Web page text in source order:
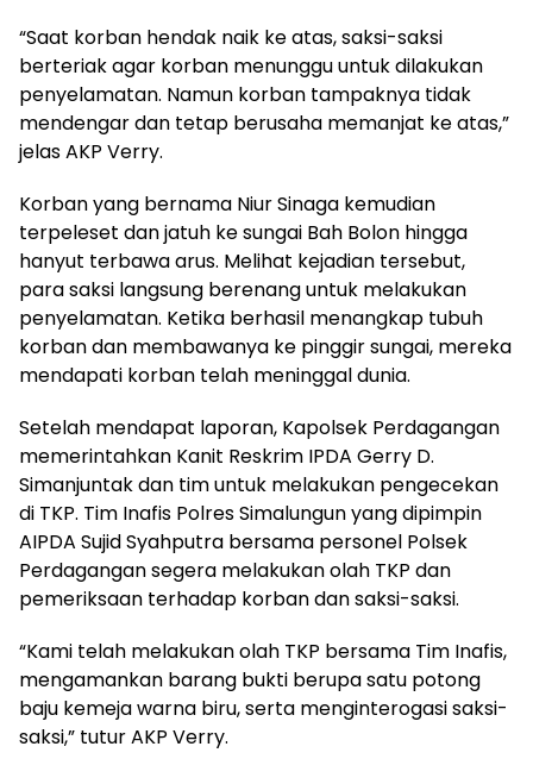
“Saat korban hendak naik ke atas, saksi-saksi
berteriak agar korban menunggu untuk dilakukan
penyelamatan. Namun korban tampaknya tidak
mendengar dan tetap berusaha memanjat ke atas,”
jelas AKP Verry.
Korban yang bernama Niur Sinaga kemudian
terpeleset dan jatuh ke sungai Bah Bolon hingga
hanyut terbawa arus. Melihat kejadian tersebut,
para saksi langsung berenang untuk melakukan
penyelamatan. Ketika berhasil menangkap tubuh
korban dan membawanya ke pinggir sungai, mereka
mendapati korban telah meninggal dunia.
Setelah mendapat laporan, Kapolsek Perdagangan
memerintahkan Kanit Reskrim IPDA Gerry D.
Simanjuntak dan tim untuk melakukan pengecekan
di TKP. Tim Inafis Polres Simalungun yang dipimpin
AIPDA Sujid Syahputra bersama personel Polsek
Perdagangan segera melakukan olah TKP dan
pemeriksaan terhadap korban dan saksi-saksi.
“Kami telah melakukan olah TKP bersama Tim Inafis,
mengamankan barang bukti berupa satu potong
baju kemeja warna biru, serta menginterogasi saksi-
saksi,” tutur AKP Verry.